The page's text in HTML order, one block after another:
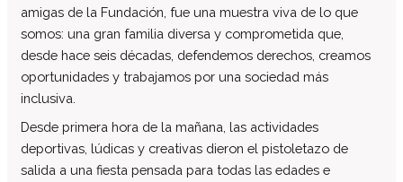
Retribuciones percibidas por los
máximos responsables de la entidad
Servicios a personas
Formación
Residencia
Centro de atención especializada
amigas de la Fundación, fue una muestra viva de lo que
somos: una gran familia diversa y comprometida que,
desde hace seis décadas, defendemos derechos, creamos
oportunidades y trabajamos por una sociedad más
inclusiva.
Desde primera hora de la mañana, las actividades
deportivas, lúdicas y creativas dieron el pistoletazo de
salida a una fiesta pensada para todas las edades e